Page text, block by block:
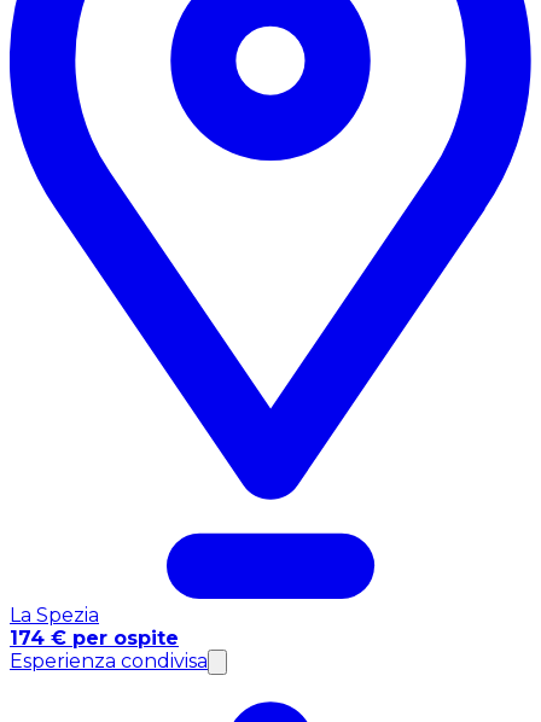
La Spezia
174 € per ospite
Esperienza condivisa